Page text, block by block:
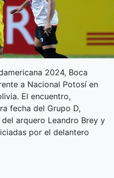
2024, Boca
a Nacional Potosí en
El encuentro,
fecha del Grupo D,
arquero Leandro Brey y
por el delantero